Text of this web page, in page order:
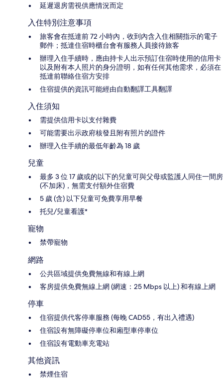
延遲退房需視供應情況而定
入住特別注意事項
旅客會在抵達前 72 小時內，收到內含入住相關指示的電子
郵件；抵達住宿時櫃台會有服務人員接待旅客
辦理入住手續時，應由持卡人出示預訂住宿時使用的信用卡
以及附有本人照片的身分證明，如有任何其他需求，必須在
抵達前聯絡住宿方安排
住宿提供的資訊可能經由自動翻譯工具翻譯
入住須知
需提供信用卡以支付雜費
可能需要出示政府核發且附有照片的證件
辦理入住手續的最低年齡為 18 歲
兒童
最多 3 位 17 歲或的以下的兒童可與父母或監護人同住一間房
(不加床)，無需支付額外住宿費
5 歲 (含) 以下兒童可免費享用早餐
托兒/兒童看護*
寵物
禁帶寵物
網路
公共區域提供免費無線和有線上網
客房提供免費無線上網 (網速：25 Mbps 以上) 和有線上網
停車
住宿提供代客停車服務 (每晚 CAD55，有出入禮遇)
住宿設有無障礙停車位和廂型車停車位
住宿設有電動車充電站
其他資訊
禁煙住宿